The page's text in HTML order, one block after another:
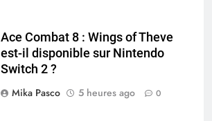
Ace Combat 8 : Wings of Theve
est-il disponible sur Nintendo
Switch 2 ?
Mika Pasco
5 heures ago 0